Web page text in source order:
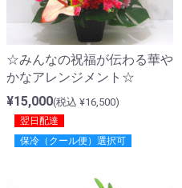
☆みんなの祝福が伝わる華や
かなアレンジメント☆
¥15,000(税込 ¥16,500)
翌日配達
保冷（クール便）選択可